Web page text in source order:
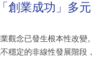
創業成功」多元
觀念已發生根本性改變。
穩定的非線性發展階段，